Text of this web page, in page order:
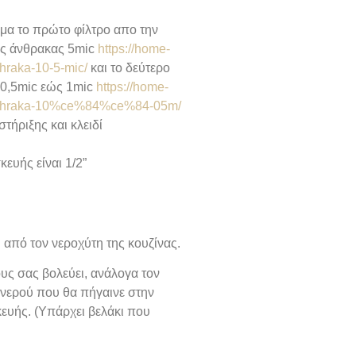
το πρώτο φίλτρο απο την
άνθρακας 5mic https://home-
10-5-mic/και το δεύτερο
0,5mic εώς 1mic https://home-
10%ce%84%ce%84-05m/
και κλειδί
είναι 1/2”
τον νεροχύτη της κουζίνας.
σας βολεύει, ανάλογα τον
που θα πήγαινε στην
(Υπάρχει βελάκι που